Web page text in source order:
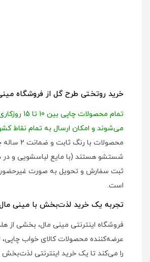
خرید روتختی طرح گل از فروشگاه
تمام محصولات
می‌شوند و امکان ارسال به تمام نقاط
محصولات با
ثبت سفارش و تحویل به صورت
است.
تجربه یک خرید لذت‌بخش با مینی
فروشگاه اینترنتی مینی مال، بخشی از
عرضه‌کننده محصولات کالای خواب
را می‌کند تا یک خرید اینترنتی لذت‌بخش